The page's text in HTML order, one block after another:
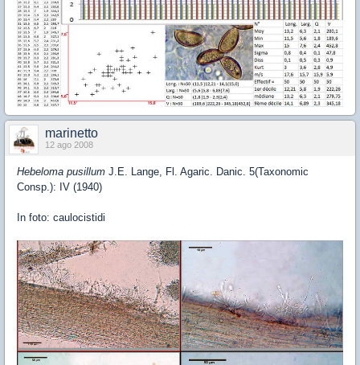
marinetto
12 ago 2008
Hebeloma pusillum J.E. Lange, Fl. Agaric. Danic. 5(Taxonomic
Consp.): IV (1940)
In foto: caulocistidi